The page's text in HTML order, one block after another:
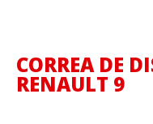
CORREA DE
RENAULT 9